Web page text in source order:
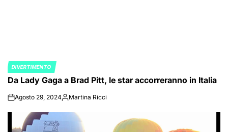
POSTED
IN
DIVERTIMENTO
Da Lady Gaga a Brad Pitt, le star accorreranno in Italia
onAgosto 29, 2024PostedMartina Ricci